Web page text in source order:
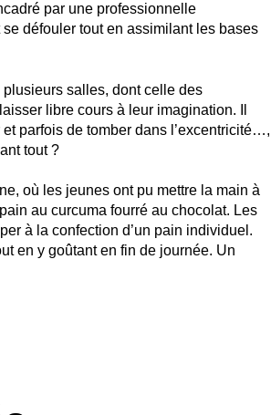
par une professionnelle
défouler tout en assimilant les bases
salles, dont celle des
libre cours à leur imagination. Il
parfois de tomber dans l’excentricité…,
tout ?
où les jeunes ont pu mettre la main à
au curcuma fourré au chocolat. Les
à la confection d’un pain individuel.
en y goûtant en fin de journée. Un